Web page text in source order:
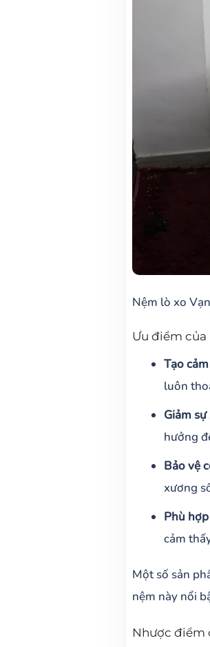
Nệm lò xo
Ưu điểm của
Tạo
luôn
Giảm
hưởng
Bảo vệ
xương
Phù
cảm
Một số sản
nệm này nổi
Nhược điểm